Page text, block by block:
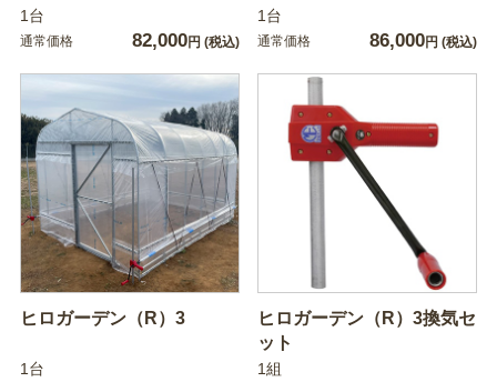
1台
通常価格 82,000円 (税込)
1台
通常価格 86,000円 (税込)
ヒロガーデン（R）3
1台
ヒロガーデン（R）3換気セ
ット
1組